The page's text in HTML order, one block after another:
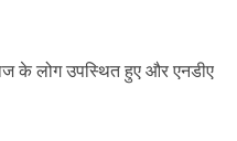
के लोग उपस्थित हुए और एनडीए